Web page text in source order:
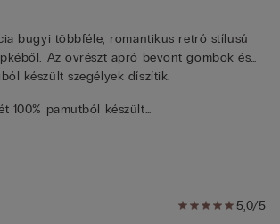
bugyi többféle, romantikus retró stílusú
Az övrészt apró bevont gombok és
készült szegélyek díszítik.
100% pamutból készült
és S-es méretet visel
5,0/5